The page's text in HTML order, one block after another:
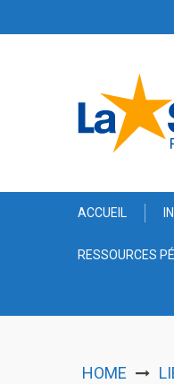
ACCUEIL
RESSOURCES
HOME